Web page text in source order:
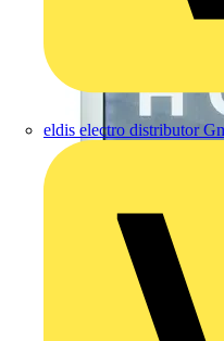
eldis electro distributor